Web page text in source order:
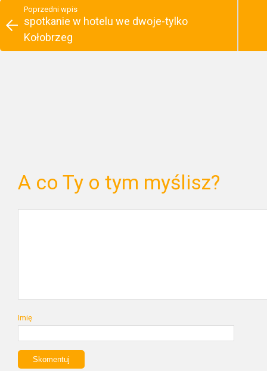
Poprzedni wpis
spotkanie w hotelu we dwoje-tylko
Kołobrzeg
A co Ty o tym myślisz?
Imię